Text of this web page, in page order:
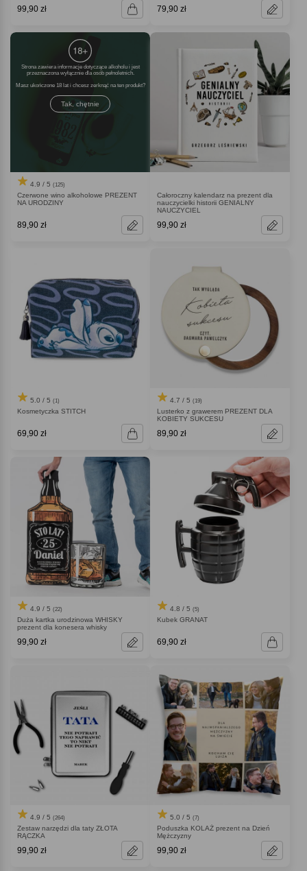
99,90 zł 79,90 zł
Strona zawiera informacje dotyczące alkoholu i jest
przeznaczona wyłącznie dla osób pełnoletnich.
Masz ukończone 18 lat i chcesz zerknąć na ten produkt
Tak, chętnie
4.9 / 5 (125)
Czerwone wino alkoholowe PREZENT
NA URODZINY
89,90 zł
Całoroczny kalendarz na prezent dla
nauczycielki historii GENIALNY
NAUCZYCIEL
99,90 zł
5.0 / 5 (1)
Kosmetyczka STITCH
69,90 zł
4.7 / 5 (19)
Lusterko z grawerem PREZENT DLA
KOBIETY SUKCESU
89,90 zł
4.9 / 5 (22)
Duża kartka urodzinowa WHISKY
prezent dla konesera whisky
99,90 zł
4.8 / 5 (5)
Kubek GRANAT
69,90 zł
4.9 / 5 (264)
Zestaw narzędzi dla taty ZŁOTA
RĄCZKA
99,90 zł
5.0 / 5 (7)
Poduszka KOLAŻ prezent na Dzień
Mężczyzny
99,90 zł